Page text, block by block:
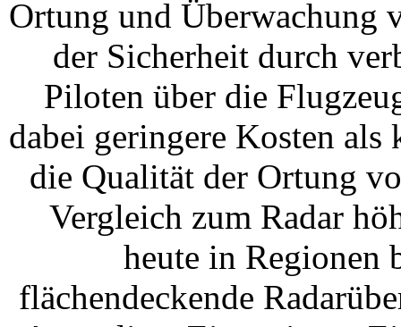
Ortung und Überwachung
der Sicherheit durch
Piloten über die
dabei geringere Kosten
die Qualität der Ortung
Vergleich zum Radar
heute in Regionen
flächendeckende